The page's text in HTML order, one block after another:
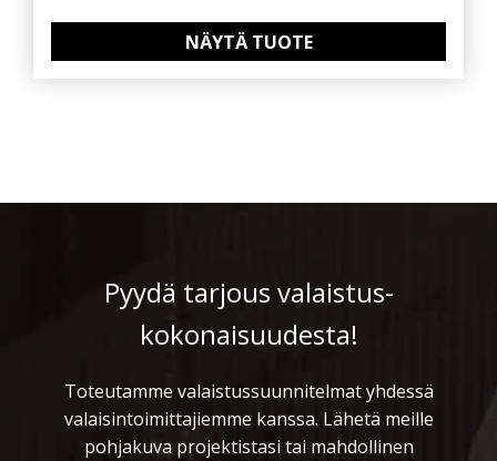
NÄYTÄ TUOTE
Pyydä tarjous valaistus­
kokonaisuudesta!
Toteutamme valaistussuunnitelmat yhdessä
valaisintoimittajiemme kanssa. Lähetä meille
pohjakuva projektistasi tai mahdollinen